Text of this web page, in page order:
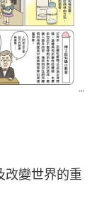
改變世界的重